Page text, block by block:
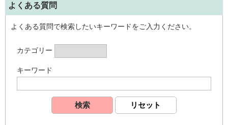
よくある質問
よくある質問で検索したいキーワードをご入力ください。
カテゴリー
キーワード